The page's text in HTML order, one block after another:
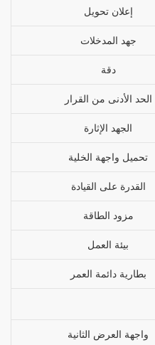
إعلان تحويل
جهد المدخلات
دقة
الحد الأدنى من القرار
الجهد الإثارة
تحميل واجهة الخلية
القدرة على القيادة
مزود الطاقة
بيئة العمل
بطارية دائمة العمر
واجهة العرض الثانية